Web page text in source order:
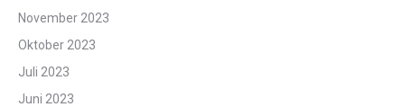
November 2023
Oktober 2023
Juli 2023
Juni 2023